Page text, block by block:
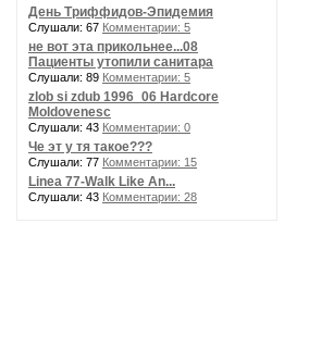
День Триффидов-Эпидемия
Слушали: 67 Комментарии: 5
не вот эта прикольнее...08
Пациенты утопили санитара
Слушали: 89 Комментарии: 5
zlob si zdub 1996_06 Hardcore
Moldovenesc
Слушали: 43 Комментарии: 0
Че эт у тя такое???
Слушали: 77 Комментарии: 15
Linea 77-Walk Like An...
Слушали: 43 Комментарии: 28